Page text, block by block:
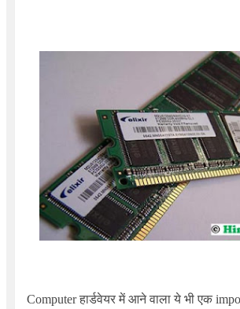
Computerहार्डवेयर में आने वाला ये भी एक